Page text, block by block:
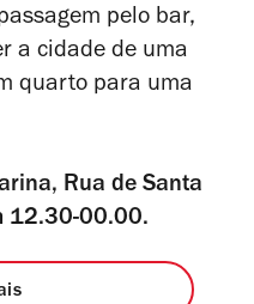
pelo bar,
a cidade de uma
quarto para uma
Rua de Santa
12.30-00.00.